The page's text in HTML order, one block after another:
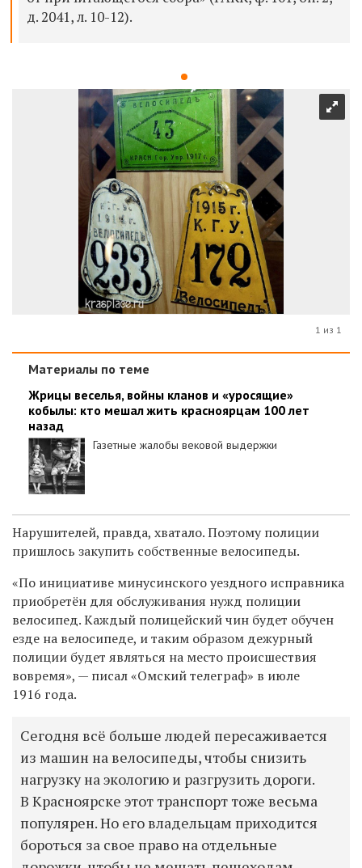
д. 2041, л. 10-12).
1 из 1
Материалы по теме
Жрицы веселья, войны кланов и «уросящие»
кобылы: кто мешал жить красноярцам 100 лет
назад
Газетные жалобы вековой выдержки
Нарушителей, правда, хватало. Поэтому полиции
пришлось закупить собственные велосипеды.
«По инициативе минусинского уездного исправника
приобретён для обслуживания нужд полиции
велосипед. Каждый полицейский чин будет обучен
езде на велосипеде, и таким образом дежурный
полиции будет являться на место происшествия
вовремя», — писал «Омский телеграф» в июле
1916 года.
Сегодня всё больше людей пересаживается
из машин на велосипеды, чтобы снизить
нагрузку на экологию и разгрузить дороги.
В Красноярске этот транспорт тоже весьма
популярен. Но его владельцам приходится
бороться за свое право на отдельные